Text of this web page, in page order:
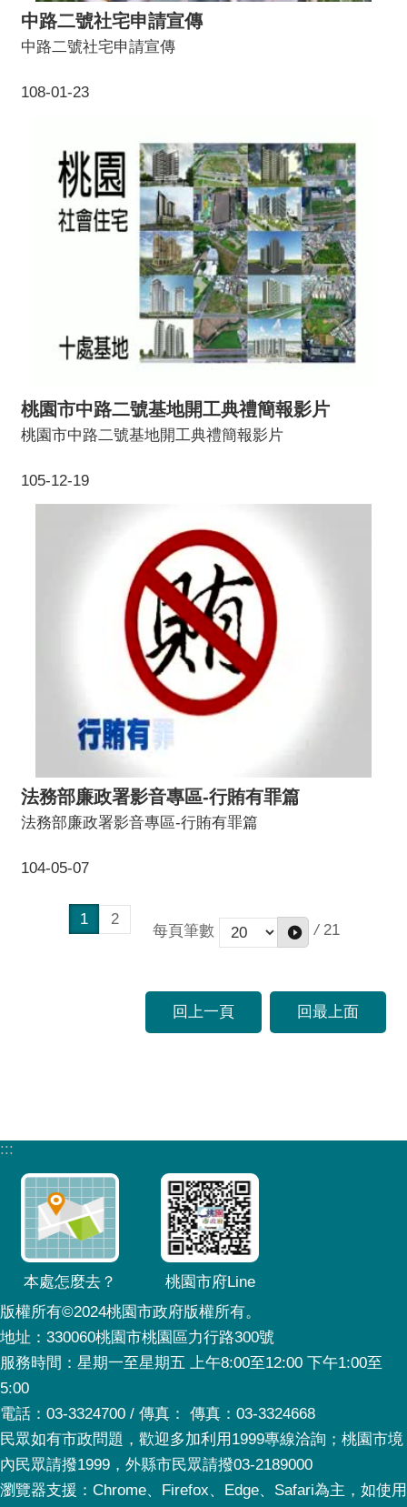
中路二號社宅申請宣傳
108-01-23
中路二號社宅申請宣傳
桃園市中路二號基地開工典禮簡報影片
105-12-19
桃園市中路二號基地開工典禮簡報影片
法務部廉政署影音專區-行賄有罪篇
104-05-07
法務部廉政署影音專區-行賄有罪篇
1 2
每頁筆數 / 21
回上一頁 回最上面
:::
本處怎麼去？
桃園市府Line
版權所有©2024桃園市政府版權所有。
地址：330060桃園市桃園區力行路300號
服務時間：星期一至星期五 上午8:00至12:00 下午1:00至
5:00
電話：03-3324700 / 傳真： 傳真：03-3324668
民眾如有市政問題，歡迎多加利用1999專線洽詢；桃園市境
內民眾請撥1999，外縣市民眾請撥03-2189000
瀏覽器支援：Chrome、Firefox、Edge、Safari為主，如使用